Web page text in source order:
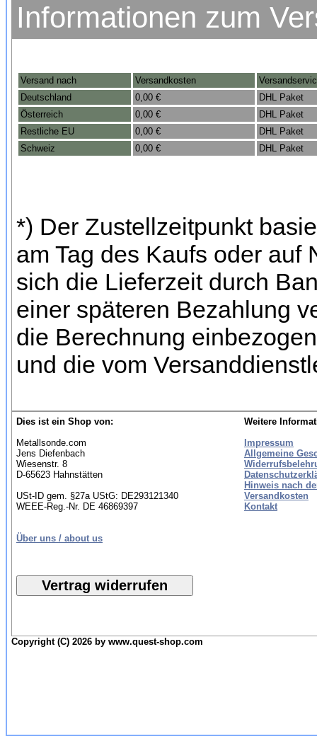
Informationen zum
Versand nach Versandkosten
Deutschland
0,00 €
DHL Paket
Österreich
0,00 €
DHL Paket
Restliche EU
0,00 €
DHL Paket
Schweiz
0,00 € DHL Paket
*) Der Zustellzeitpunkt
am Tag des Kaufs oder
sich die Lieferzeit durch
einer späteren Bezahlung
die Berechnung
und die vom
Dies ist ein Shop von:
Metallsonde.com
Jens Diefenbach
Wiesenstr. 8
D-65623 Hahnstätten
USt-ID gem. §27a UStG: DE293121340
WEEE-Reg.-Nr. DE 46869397
Über uns / about us
Weitere
Impressum
Allgemeine
Hinweis nach
Versandkosten
Kontakt
Copyright (C) 2026 by www.quest-shop.com